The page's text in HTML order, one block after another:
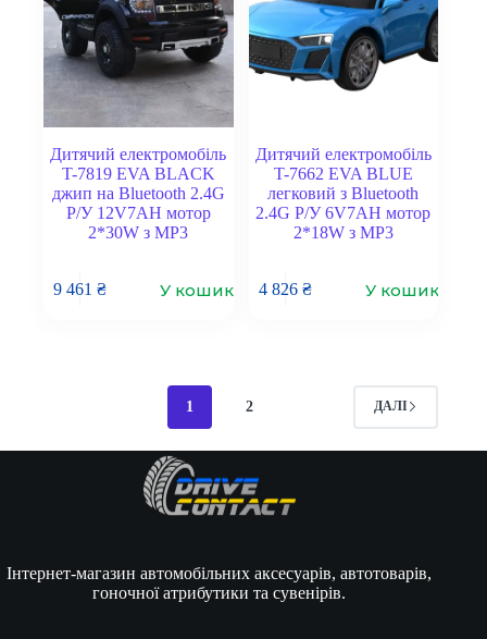
Дитячий електромобіль
T-7819 EVA BLACK
джип на Bluetooth 2.4G
Р/У 12V7AH мотор
2*30W з MP3
9 461₴ У кошик
Дитячий електромобіль
T-7662 EVA BLUE
легковий з Bluetooth
2.4G Р/У 6V7AH мотор
2*18W з MP3
4 826 ₴ У кошик
1 2 ДАЛІ
Інтернет-магазин автомобільних аксесуарів, автотоварів,
гоночної атрибутики та сувенірів.